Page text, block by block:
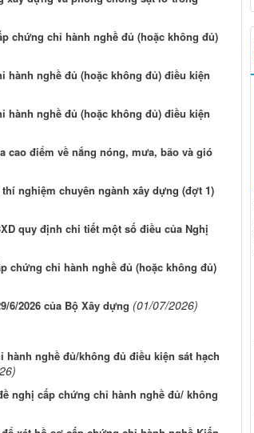
chứng chỉ hành nghề đủ (hoặc không đủ)
hành nghề đủ (hoặc không đủ) điều kiện
hành nghề đủ (hoặc không đủ) điều kiện
cao điểm về nắng nóng, mưa, bão và gió
nghiệm chuyên ngành xây dựng (đợt 1)
quy định chi tiết một số điều của Nghị
chứng chỉ hành nghề đủ (hoặc không đủ)
6/2026 của Bộ Xây dựng (01/07/2026)
nghề đủ/không đủ điều kiện sát hạch
nghị cấp chứng chỉ hành nghề đủ/ không